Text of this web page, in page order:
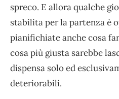
spreco. E allora qualche
stabilita per la partenza è
pianifichiate anche cosa
cosa più giusta sarebbe
dispensa solo ed
deteriorabili.